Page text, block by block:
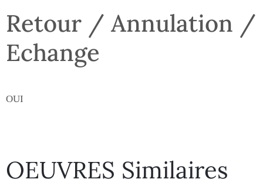
Retour / Annulation /
Echange
OUI
OEUVRES Similaires